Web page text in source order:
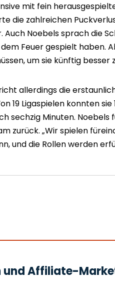
mit fein
die zahlreichen
Auch Noebels sprach die
Feuer gespielt haben.
um sie künftig besser
allerdings die
19 Ligaspielen konnten
sechzig Minuten. Noebels
zurück. „Wir spielen
und die Rollen werden
Affiliate-